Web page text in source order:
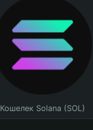
Кошелек Solana (SOL)